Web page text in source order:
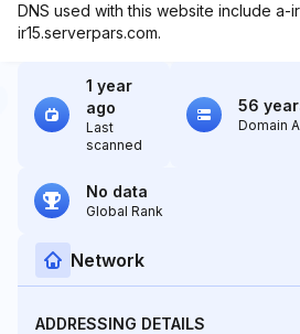
DNS used with this website include a-
ir15.serverpars.com.
1 year
ago
Last
scanned
56
Domain
No data
Global Rank
Network
ADDRESSING DETAILS